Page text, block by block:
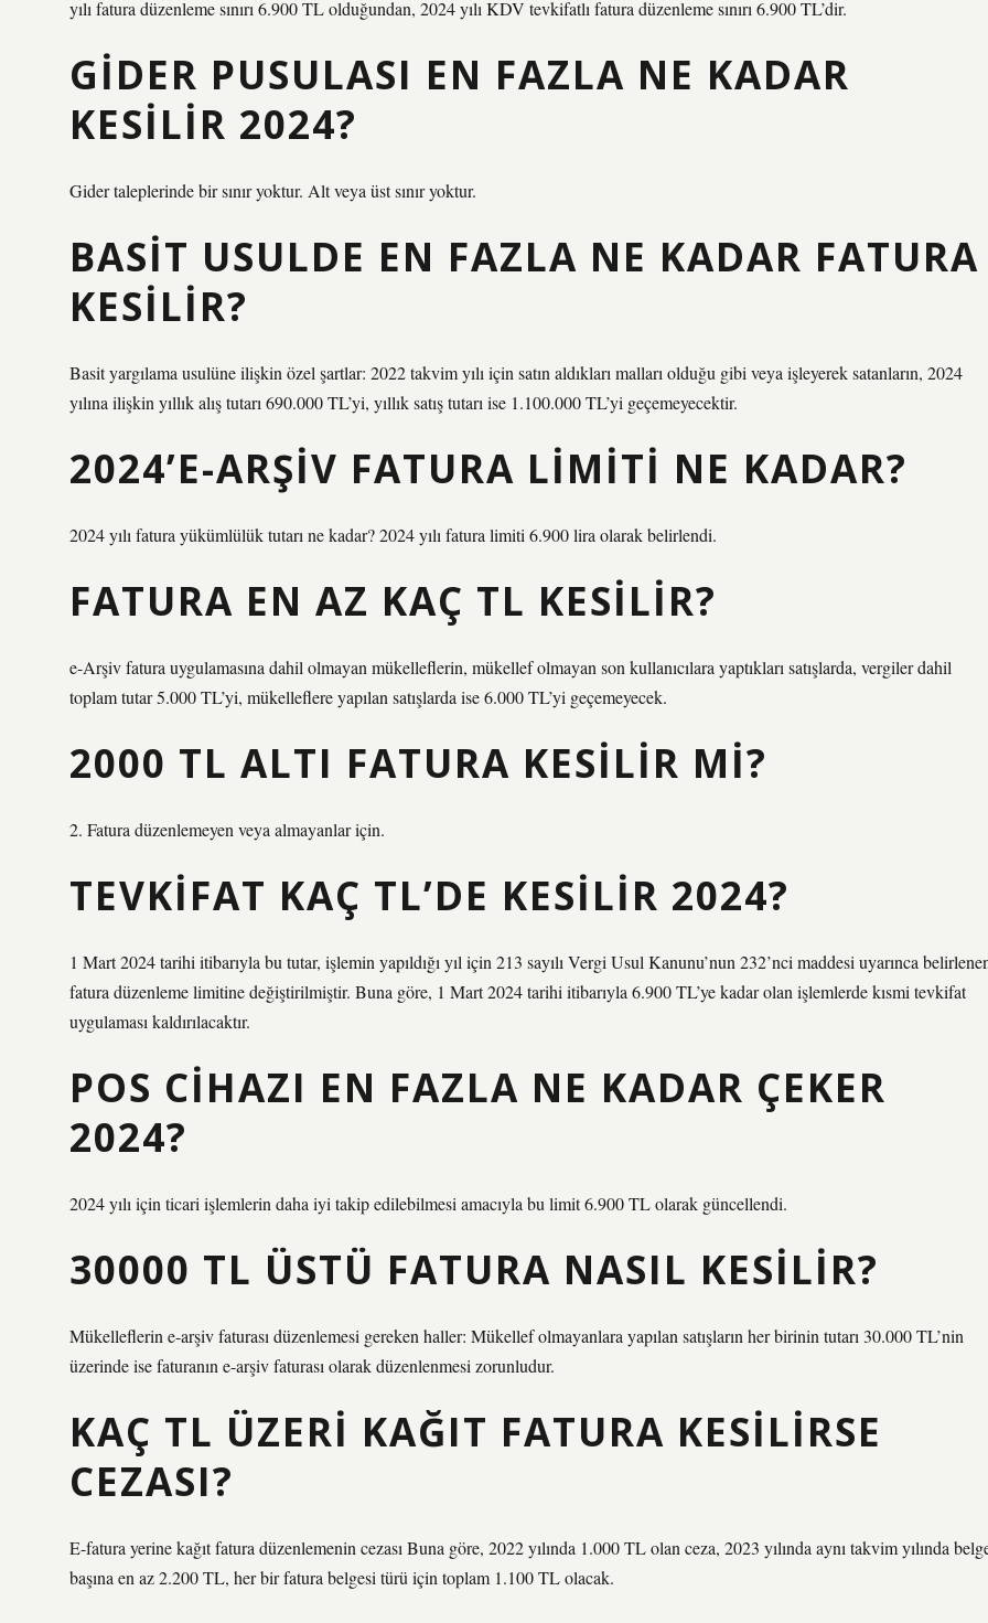
yılı fatura düzenleme sınırı 6.900 TL olduğundan, 2024 yılı KDV tevkifatlı fatura düzenleme sınırı 6.900 TL’dir.
GIDER PUSULASI EN FAZLA NE KADAR
KESILIR 2024?
Gider taleplerinde bir sınır yoktur. Alt veya üst sınır yoktur.
BASIT USULDE EN FAZLA NE KADAR FATURA
KESILIR?
Basit yargılama usulüne ilişkin özel şartlar: 2022 takvim yılı için satın aldıkları malları olduğu gibi veya işleyerek satanların, 2024
yılına ilişkin yıllık alış tutarı 690.000 TL’yi, yıllık satış tutarı ise 1.100.000 TL’yi geçemeyecektir.
2024’E-ARŞIV FATURA LIMITI NE KADAR?
2024 yılı fatura yükümlülük tutarı ne kadar? 2024 yılı fatura limiti 6.900 lira olarak belirlendi.
FATURA EN AZ KAÇ TL KESILIR?
e-Arşiv fatura uygulamasına dahil olmayan mükelleflerin, mükellef olmayan son kullanıcılara yaptıkları satışlarda, vergiler dahil
toplam tutar 5.000 TL’yi, mükelleflere yapılan satışlarda ise 6.000 TL’yi geçemeyecek.
2000 TL ALTI FATURA KESILIR MI?
2. Fatura düzenlemeyen veya almayanlar için.
TEVKIFAT KAÇ TL’DE KESILIR 2024?
1 Mart 2024 tarihi itibarıyla bu tutar, işlemin yapıldığı yıl için 213 sayılı Vergi Usul Kanunu’nun 232’nci maddesi uyarınca
fatura düzenleme limitine değiştirilmiştir. Buna göre, 1 Mart 2024 tarihi itibarıyla 6.900 TL’ye kadar olan işlemlerde kısmi tevkifat
uygulaması kaldırılacaktır.
POS CIHAZI EN FAZLA NE KADAR ÇEKER
2024?
2024 yılı için ticari işlemlerin daha iyi takip edilebilmesi amacıyla bu limit 6.900 TL olarak güncellendi.
30000 TL ÜSTÜ FATURA NASIL KESILIR?
Mükelleflerin e-arşiv faturası düzenlemesi gereken haller: Mükellef olmayanlara yapılan satışların her birinin tutarı 30.000 TL’nin
üzerinde ise faturanın e-arşiv faturası olarak düzenlenmesi zorunludur.
KAÇ TL ÜZERI KAĞIT FATURA KESILIRSE
CEZASI?
E-fatura yerine kağıt fatura düzenlemenin cezası Buna göre, 2022 yılında 1.000 TL olan ceza, 2023 yılında aynı takvim yılında
başına en az 2.200 TL, her bir fatura belgesi türü için toplam 1.100 TL olacak.